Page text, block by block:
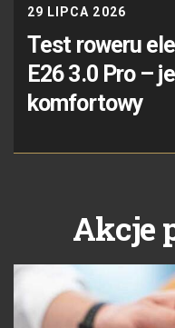
29 LIPCA 2026
Test roweru
E26 3.0 Pro –
komfortowy
Akcje